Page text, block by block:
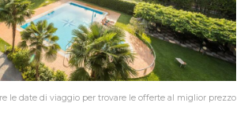
le date di viaggio per trovare le offerte al miglior prezzo